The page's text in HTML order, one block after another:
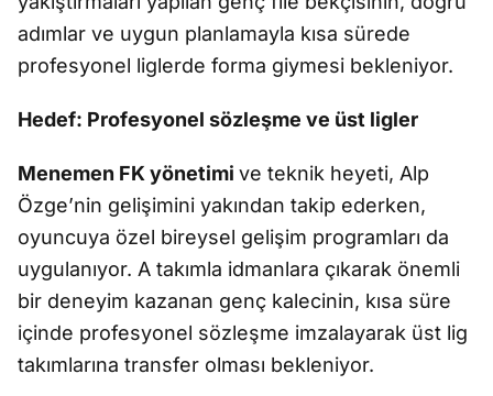
adımlar ve uygun planlamayla kısa sürede
profesyonel liglerde forma giymesi bekleniyor.
Hedef: Profesyonel sözleşme ve üst ligler
Menemen FK yönetimi ve teknik heyeti, Alp
Özge’nin gelişimini yakından takip ederken,
oyuncuya özel bireysel gelişim programları da
uygulanıyor. A takımla idmanlara çıkarak önemli
bir deneyim kazanan genç kalecinin, kısa süre
içinde profesyonel sözleşme imzalayarak üst lig
takımlarına transfer olması bekleniyor.